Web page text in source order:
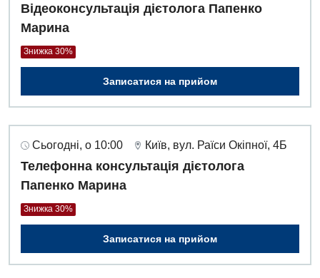
Відеоконсультація дієтолога Папенко
Марина
Знижка 30%
Записатися на прийом
Сьогодні, о 10:00 Київ, вул. Раїси Окіпної, 4Б
Телефонна консультація дієтолога
Папенко Марина
Знижка 30%
Записатися на прийом